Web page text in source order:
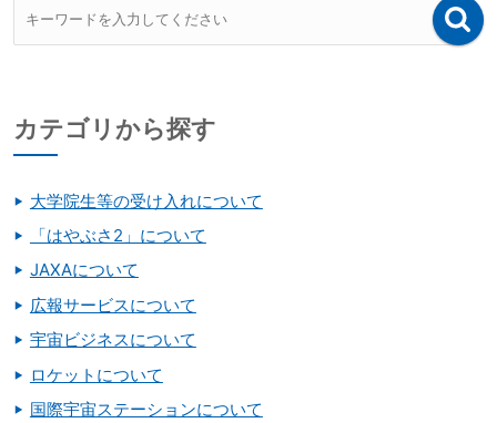
カテゴリから探す
大学院生等の受け入れについて
「はやぶさ2」について
JAXAについて
広報サービスについて
宇宙ビジネスについて
ロケットについて
国際宇宙ステーションについて